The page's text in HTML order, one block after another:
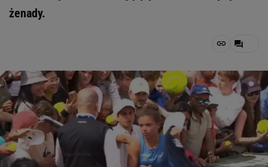
żenady.